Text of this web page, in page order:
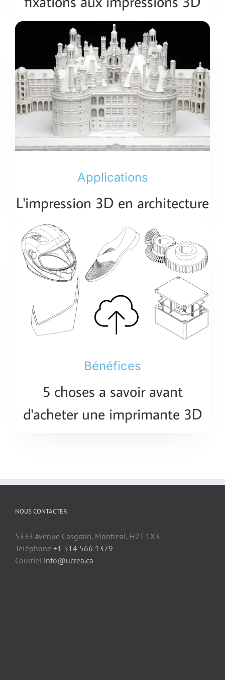
Applications
L'impression 3D en architecture
Bénéfices
5 choses a savoir avant
d'acheter une imprimante 3D
NOUS CONTACTER
5333 Avenue Casgrain, Montreal, H2T 1X3
Téléphone +1 514 566 1379
Courriel info@ucrea.ca